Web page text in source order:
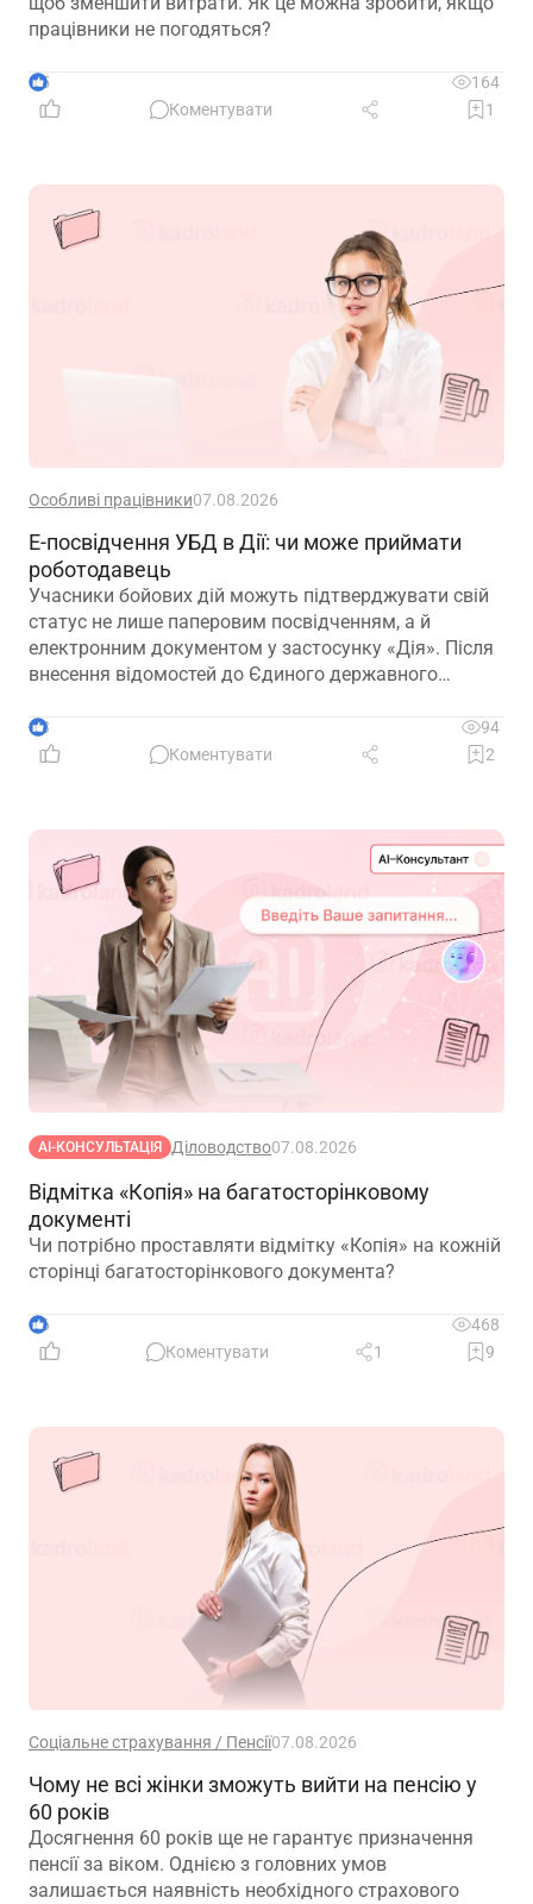
працівники не погодяться?
5
164
Коментувати
1
Особливі працівники07.08.2026
Е-посвідчення УБД в Дії: чи може приймати
роботодавець
Учасники бойових дій можуть підтверджувати свій
статус не лише паперовим посвідченням, а й
електронним документом у застосунку «Дія». Після
внесення відомостей до Єдиного державного
користуватися пільгами, зокрема й реалізовувати
трудові гарантії, передбачені законодавством
3
94
Коментувати
2
АІ-КОНСУЛЬТАЦІЯ Діловодство07.08.2026
Відмітка «Копія» на багатосторінковому
документі
Чи потрібно проставляти відмітку «Копія» на кожній
сторінці багатосторінкового документа?
6
468
Коментувати
1 9
Соціальне страхування / Пенсії07.08.2026
Чому не всі жінки зможуть вийти на пенсію у
60 років
Досягнення 60 років ще не гарантує призначення
пенсії за віком. Однією з головних умов
залишається наявність необхідного страхового